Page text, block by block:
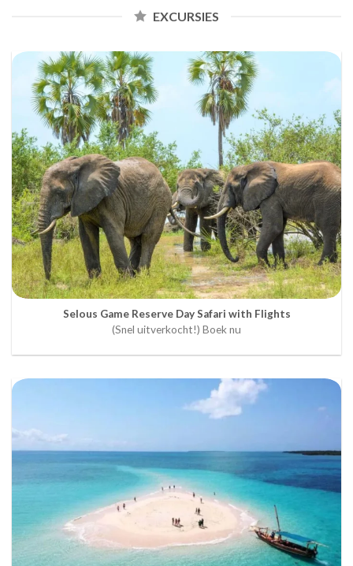
EXCURSIES
Selous Game Reserve Day Safari with Flights
(Snel uitverkocht!) Boek nu